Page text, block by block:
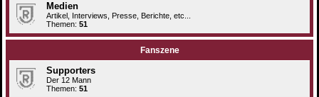
Medien
Artikel, Interviews, Presse, Berichte, etc...
Themen: 51
Fanszene
Supporters
Der 12 Mann
Themen: 51